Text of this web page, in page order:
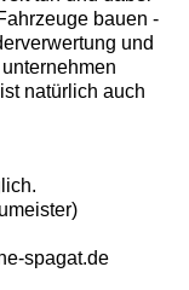
bauen -
und
natürlich auch
spagat.de